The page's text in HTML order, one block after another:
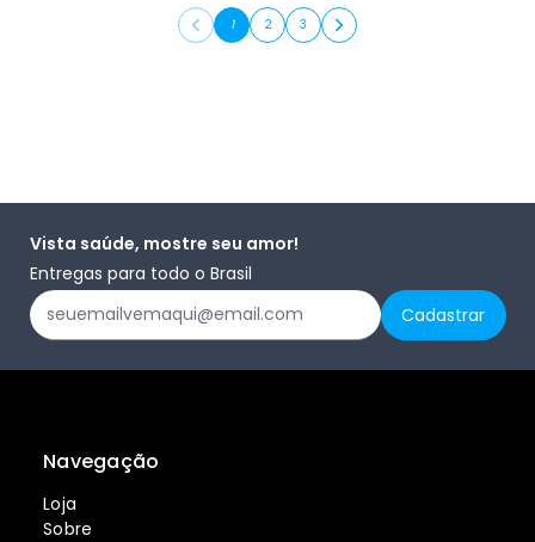
1 2 3
Vista saúde, mostre seu amor!
Entregas para todo o Brasil
Navegação
Loja
Sobre